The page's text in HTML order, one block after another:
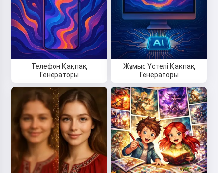
Телефон Қақпақ
Генераторы
Жұмыс Үстелі Қақпақ
Генераторы